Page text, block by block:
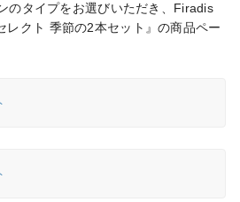
のタイプをお選びいただき、Firadis
レクト 季節の2本セット』の商品ペー